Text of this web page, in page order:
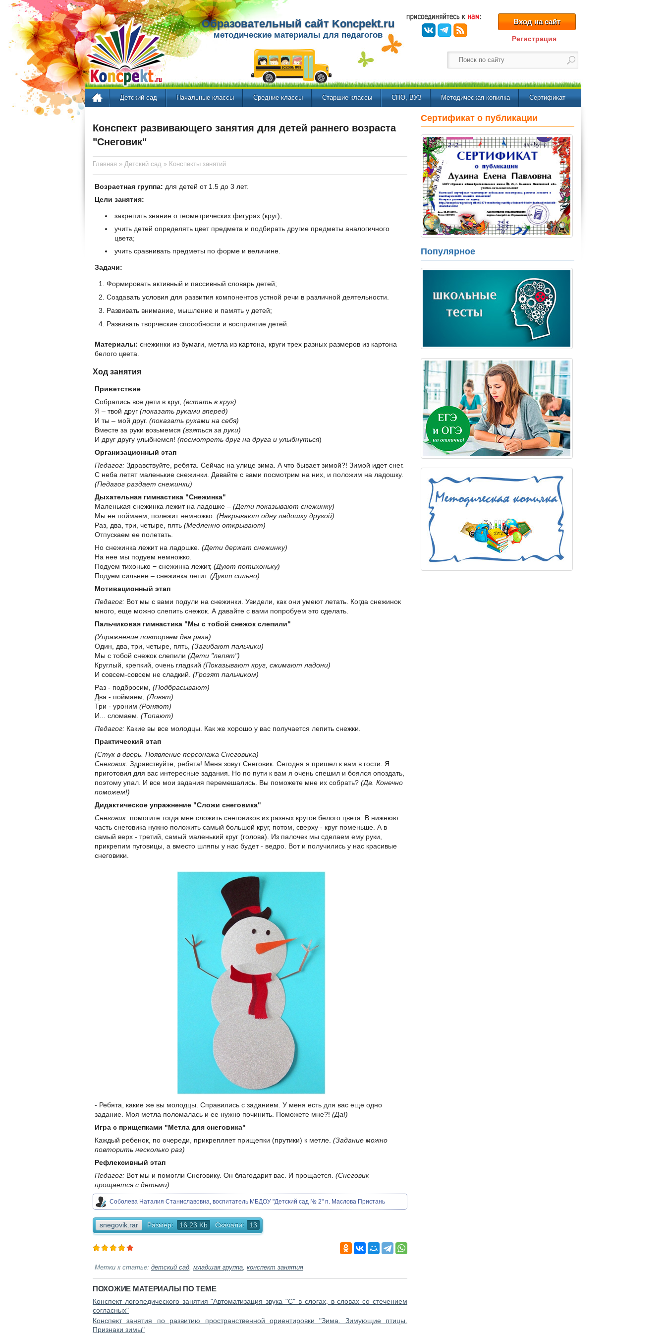
Образовательный сайт Koncpekt.ru
методические материалы для педагогов
Вход на сайт
Регистрация
Детский сад Начальные классы Средние классы Старшие классы СПО, ВУЗ Методическая копилка Сертификат
Конспект развивающего занятия для детей раннего возраста
"Снеговик"
Главная » Детский сад » Конспекты занятий
Возрастная группа: для детей от 1.5 до 3 лет.
Цели занятия:
закрепить знание о геометрических фигурах (круг);
учить детей определять цвет предмета и подбирать другие предметы аналогичного
цвета;
учить сравнивать предметы по форме и величине.
Задачи:
Формировать активный и пассивный словарь детей;
Создавать условия для развития компонентов устной речи в различной деятельности.
Развивать внимание, мышление и память у детей;
Развивать творческие способности и восприятие детей.
Материалы: снежинки из бумаги, метла из картона, круги трех разных размеров из картона
белого цвета.
Ход занятия
Приветствие
Собрались все дети в круг, (встать в круг)
Я – твой друг (показать руками вперед)
И ты – мой друг. (показать руками на себя)
Вместе за руки возьмемся (взяться за руки)
И друг другу улыбнемся! (посмотреть друг на друга и улыбнуться)
Организационный этап
Педагог: Здравствуйте, ребята. Сейчас на улице зима. А что бывает зимой?! Зимой идет снег.
С неба летят маленькие снежинки. Давайте с вами посмотрим на них, и положим на ладошку.
(Педагог раздает снежинки)
Дыхательная гимнастика "Снежинка"
Маленькая снежинка лежит на ладошке – (Дети показывают снежинку)
Мы ее поймаем, полежит немножко. (Накрывают одну ладошку другой)
Раз, два, три, четыре, пять (Медленно открывают)
Отпускаем ее полетать.
Но снежинка лежит на ладошке. (Дети держат снежинку)
На нее мы подуем немножко.
Подуем тихонько − снежинка лежит, (Дуют потихоньку)
Подуем сильнее – снежинка летит. (Дуют сильно)
Мотивационный этап
Педагог: Вот мы с вами подули на снежинки. Увидели, как они умеют летать. Когда снежинок
много, еще можно слепить снежок. А давайте с вами попробуем это сделать.
Пальчиковая гимнастика "Мы с тобой снежок слепили"
(Упражнение повторяем два раза)
Один, два, три, четыре, пять, (Загибают пальчики)
Мы с тобой снежок слепили (Дети "лепят")
Круглый, крепкий, очень гладкий (Показывают круг, сжимают ладони)
И совсем-совсем не сладкий. (Грозят пальчиком)
Раз - подбросим, (Подбрасывают)
Два - поймаем, (Ловят)
Три - уроним (Роняют)
И... сломаем. (Топают)
Педагог: Какие вы все молодцы. Как же хорошо у вас получается лепить снежки.
Практический этап
(Стук в дверь. Появление персонажа Снеговика)
Снеговик: Здравствуйте, ребята! Меня зовут Снеговик. Сегодня я пришел к вам в гости. Я
приготовил для вас интересные задания. Но по пути к вам я очень спешил и боялся опоздать,
поэтому упал. И все мои задания перемешались. Вы поможете мне их собрать? (Да. Конечно
поможем!)
Дидактическое упражнение "Сложи снеговика"
Снеговик: помогите тогда мне сложить снеговиков из разных кругов белого цвета. В нижнюю
часть снеговика нужно положить самый большой круг, потом, сверху - круг поменьше. А в
самый верх - третий, самый маленький круг (голова). Из палочек мы сделаем ему руки,
прикрепим пуговицы, а вместо шляпы у нас будет - ведро. Вот и получились у нас красивые
снеговики.
- Ребята, какие же вы молодцы. Справились с заданием. У меня есть для вас еще одно
задание. Моя метла поломалась и ее нужно починить. Поможете мне?! (Да!)
Игра с прищепками "Метла для снеговика"
Каждый ребенок, по очереди, прикрепляет прищепки (прутики) к метле. (Задание можно
повторить несколько раз)
Рефлексивный этап
Педагог: Вот мы и помогли Снеговику. Он благодарит вас. И прощается. (Снеговик
прощается с детьми)
Соболева Наталия Станиславовна, воспитатель МБДОУ "Детский сад № 2" п. Маслова Пристань
snegovik.rar Размер: 16.23 Kb Скачали: 13
Метки к статье: детский сад, младшая группа, конспект занятия
ПОХОЖИЕ МАТЕРИАЛЫ ПО ТЕМЕ
Конспект логопедического занятия "Автоматизация звука "С" в слогах, в словах со стечением
согласных"
Конспект занятия по развитию пространственной ориентировки "Зима. Зимующие птицы.
Признаки зимы"
Сертификат о публикации
Популярное